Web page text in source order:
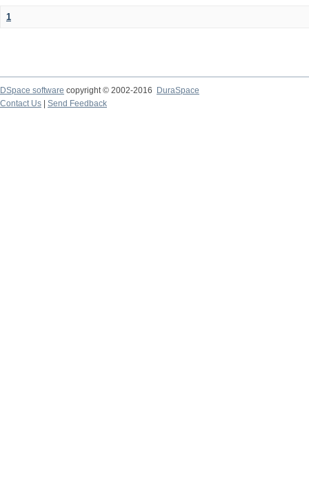
1
DSpace software copyright © 2002-2016
DuraSpace
Contact Us
Send Feedback